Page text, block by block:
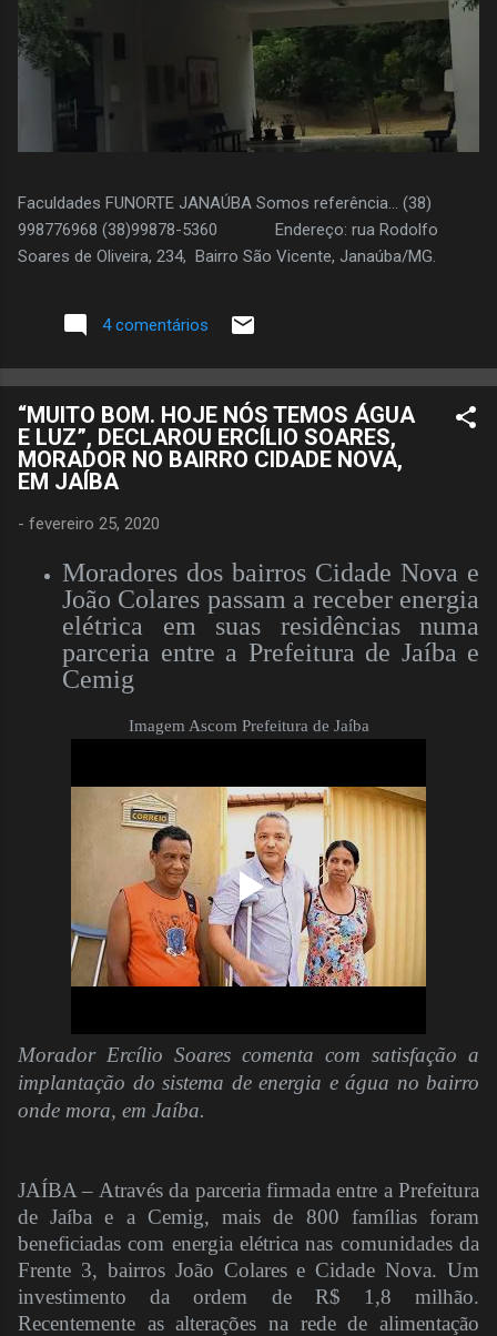
Faculdades FUNORTE JANAÚBA Somos referência... (38)
998776968 (38)99878-5360 Endereço: rua Rodolfo
Soares de Oliveira, 234, Bairro São Vicente, Janaúba/MG.
4 comentários
“MUITO BOM. HOJE NÓS TEMOS ÁGUA
E LUZ”, DECLAROU ERCÍLIO SOARES,
MORADOR NO BAIRRO CIDADE NOVA,
EM JAÍBA
- fevereiro 25, 2020
Moradores dos bairros Cidade Nova e
João Colares passam a receber energia
elétrica em suas residências numa
parceria entre a Prefeitura de Jaíba e
Cemig
Imagem Ascom Prefeitura de Jaíba
Morador Ercílio Soares comenta com satisfação a
implantação do sistema de energia e água no bairro
onde mora, em Jaíba.
JAÍBA – Através da parceria firmada entre a Prefeitura
de Jaíba e a Cemig, mais de 800 famílias foram
beneficiadas com energia elétrica nas comunidades da
Frente 3, bairros João Colares e Cidade Nova. Um
investimento da ordem de R$ 1,8 milhão.
Recentemente as alterações na rede de alimentação